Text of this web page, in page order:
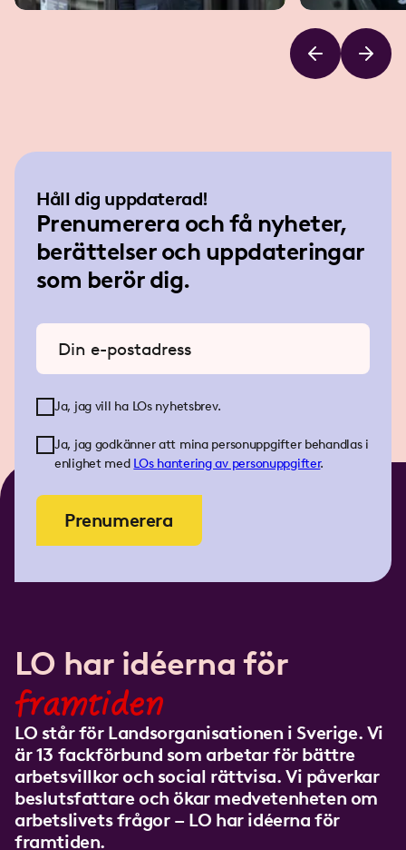
Håll dig uppdaterad!
Prenumerera och få nyheter,
berättelser och uppdateringar
som berör dig.
Ange din e-postadress
Ja, jag vill ha LOs nyhetsbrev.
Ja, jag godkänner att mina personuppgifter behandlas i
enlighet med LOs hantering av personuppgifter.
Prenumerera
LO har idéerna för
framtiden
LO står för Landsorganisationen i Sverige. Vi
är 13 fackförbund som arbetar för bättre
arbetsvillkor och social rättvisa. Vi påverkar
beslutsfattare och ökar medvetenheten om
arbetslivets frågor – LO har idéerna för
framtiden.